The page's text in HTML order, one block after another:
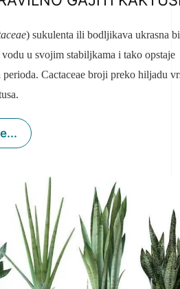
) sukulenta ili bodljikava ukrasna
u svojim stabiljkama i tako opstaje
Cactaceae broji preko hiljadu